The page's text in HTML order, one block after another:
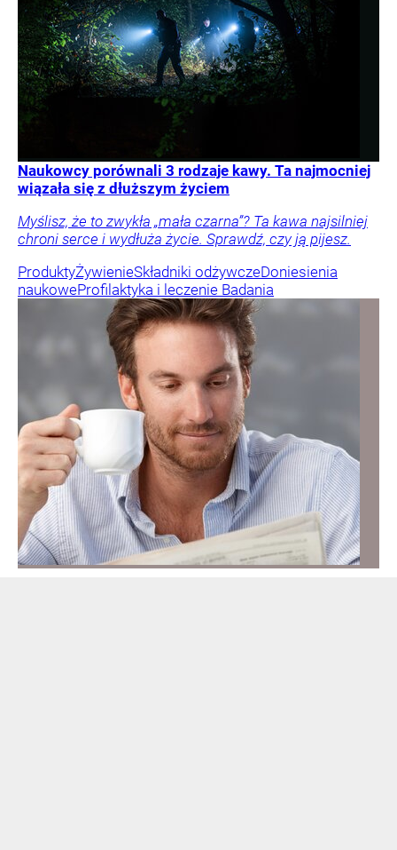
Naukowcy porównali 3 rodzaje kawy. Ta najmocniej
wiązała się z dłuższym życiem
Myślisz, że to zwykła „mała czarna”? Ta kawa najsilniej
chroni serce i wydłuża życie. Sprawdź, czy ją pijesz.
ProduktyŻywienieSkładniki odżywczeDoniesienia
naukoweProfilaktyka i leczenie Badania